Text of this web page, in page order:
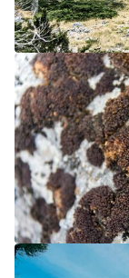
5/5
5/5